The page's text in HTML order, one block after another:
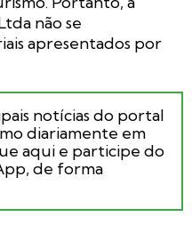
não se
apresentados por
notícias do portal
diariamente em
aqui e participe do
de forma